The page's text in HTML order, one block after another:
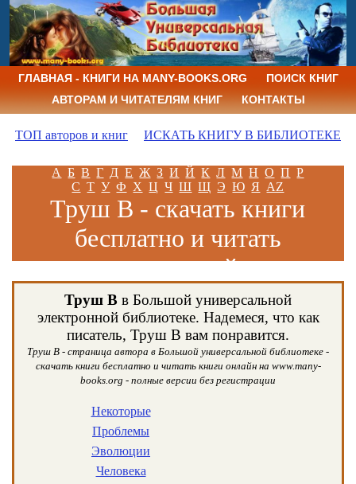
ГЛАВНАЯ - КНИГИ НА MANY-BOOKS.ORG
ПОИСК КНИГ
АВТОРАМ И ЧИТАТЕЛЯМ КНИГ
КОНТАКТЫ
ТОП авторов и книг ИСКАТЬ КНИГУ В БИБЛИОТЕКЕ
А Б В Г Д Е Ж З И Й К Л М Н О П Р
С Т У Ф Х Ц Ч Ш Щ Э Ю Я AZ
Труш В - скачать книги
бесплатно и читать
книги онлайн
Труш В в Большой универсальной
электронной библиотеке. Надемеся, что как
писатель, Труш В вам понравится.
Труш В - страница автора в Большой универсальной библиотеке -
скачать книги бесплатно и читать книги онлайн на www.many-
books.org - полные версии без регистрации
Некоторые
Проблемы
Эволюции
Человека